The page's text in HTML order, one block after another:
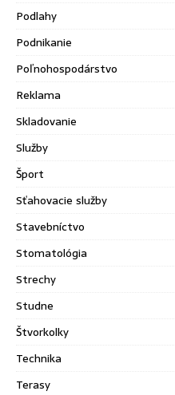
Podlahy
Podnikanie
Poľnohospodárstvo
Reklama
Skladovanie
Služby
Šport
Sťahovacie služby
Stavebníctvo
Stomatológia
Strechy
Studne
Štvorkolky
Technika
Terasy